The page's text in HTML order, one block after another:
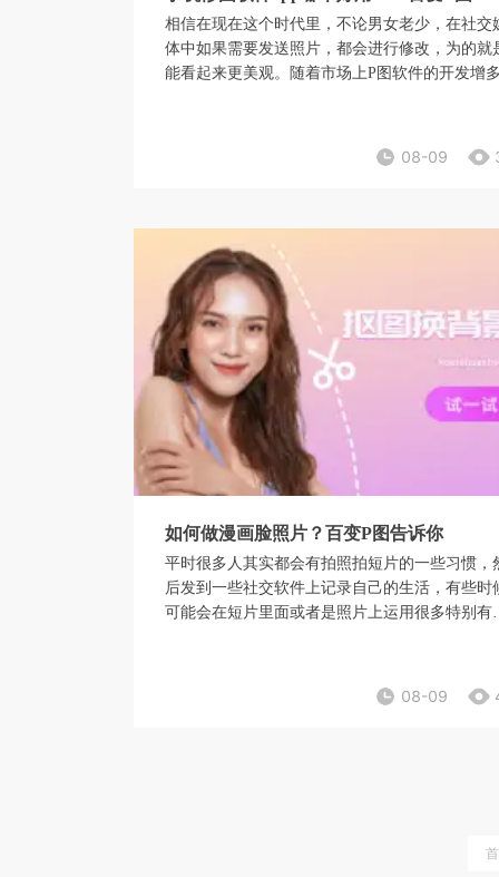
相信在现在这个时代里，不论男女老少，在社交
体中如果需要发送照片，都会进行修改，为的就
能看起来更美观。随着市场上P图软件的开发增
08-09
如何做漫画脸照片？百变P图告诉你
平时很多人其实都会有拍照拍短片的一些习惯，
后发到一些社交软件上记录自己的生活，有些时
可能会在短片里面或者是照片上运用很多特别有
喜欢漫画脸这样的词汇，感觉这样的女生会更加
看一些，今天就一起看一下如何做漫画脸照片。
08-09